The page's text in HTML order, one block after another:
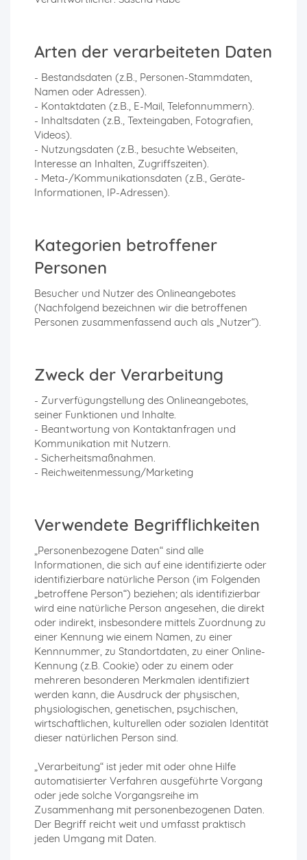
Arten der verarbeiteten Daten
- Bestandsdaten (z.B., Personen-Stammdaten,
Namen oder Adressen).
- Kontaktdaten (z.B., E-Mail, Telefonnummern).
- Inhaltsdaten (z.B., Texteingaben, Fotografien,
Videos).
- Nutzungsdaten (z.B., besuchte Webseiten,
Interesse an Inhalten, Zugriffszeiten).
- Meta-/Kommunikationsdaten (z.B., Geräte-
Informationen, IP-Adressen).
Kategorien betroffener
Personen
Besucher und Nutzer des Onlineangebotes
(Nachfolgend bezeichnen wir die betroffenen
Personen zusammenfassend auch als „Nutzer“).
Zweck der Verarbeitung
- Zurverfügungstellung des Onlineangebotes,
seiner Funktionen und Inhalte.
- Beantwortung von Kontaktanfragen und
Kommunikation mit Nutzern.
- Sicherheitsmaßnahmen.
- Reichweitenmessung/Marketing
Verwendete Begrifflichkeiten
„Personenbezogene Daten“ sind alle
Informationen, die sich auf eine identifizierte oder
identifizierbare natürliche Person (im Folgenden
„betroffene Person“) beziehen; als identifizierbar
wird eine natürliche Person angesehen, die direkt
oder indirekt, insbesondere mittels Zuordnung zu
einer Kennung wie einem Namen, zu einer
Kennnummer, zu Standortdaten, zu einer Online-
Kennung (z.B. Cookie) oder zu einem oder
mehreren besonderen Merkmalen identifiziert
werden kann, die Ausdruck der physischen,
physiologischen, genetischen, psychischen,
wirtschaftlichen, kulturellen oder sozialen Identität
dieser natürlichen Person sind.
„Verarbeitung“ ist jeder mit oder ohne Hilfe
automatisierter Verfahren ausgeführte Vorgang
oder jede solche Vorgangsreihe im
Zusammenhang mit personenbezogenen Daten.
Der Begriff reicht weit und umfasst praktisch
jeden Umgang mit Daten.